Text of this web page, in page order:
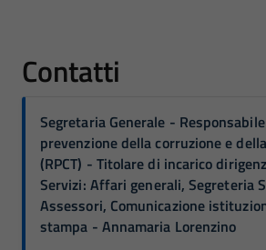
Contatti
Segretaria Generale -
prevenzione della corruzione e
(RPCT) - Titolare di incarico
Servizi: Affari generali, Segreteria
Assessori, Comunicazione
stampa - Annamaria Lorenzino